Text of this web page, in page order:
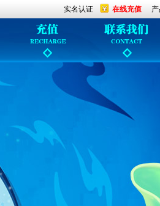
在线充值
实名认证